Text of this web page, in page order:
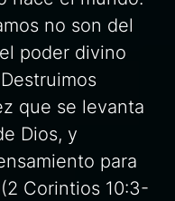
no son del
poder divino
que se levanta
Dios, y
para
Corintios 10:3-